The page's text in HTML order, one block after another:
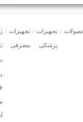
/ تجهیزات / تجهیزات
مصرفی
/ ژل
تاخیری
مخصوص